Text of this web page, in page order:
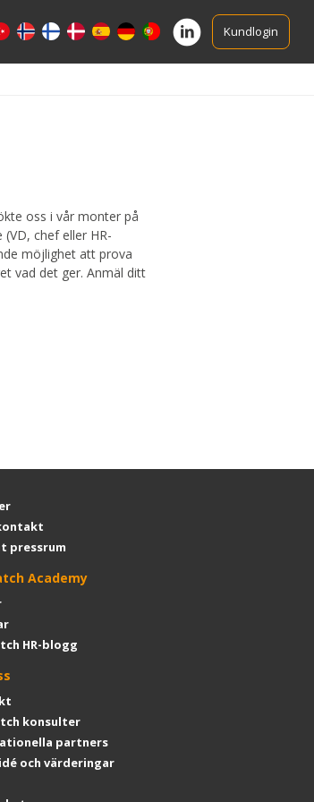
Kundlogin
oss i vår monter på
chef eller HR-
möjlighet att prova
vad det ger. Anmäl ditt
pressrum
Academy
HR-blogg
konsulter
partners
och värderingar